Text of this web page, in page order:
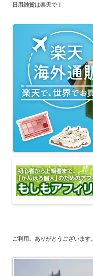
日用雑貨は楽天で！
ご利用、ありがとうございます。